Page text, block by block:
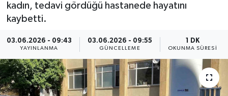
kadın, tedavi gördüğü hastanede hayatını
kaybetti.
03.06.2026 - 09:43
YAYINLANMA
03.06.2026 - 09:55
GÜNCELLEME
1 DK
OKUNMA SÜRESI
Advertising news
Canlı Maç
ÇEVRE
Dış Haberler
Haber Arşivi